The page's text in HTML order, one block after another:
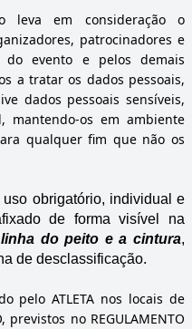
leva em consideração o
patrocinadores e
evento e pelos demais
a tratar os dados pessoais,
dados pessoais sensíveis,
mantendo-os em ambiente
qualquer fim que não os
uso obrigatório, individual e
de forma visível na
do peito e a cintura,
de desclassificação.
pelo ATLETA nos locais de
previstos no REGULAMENTO